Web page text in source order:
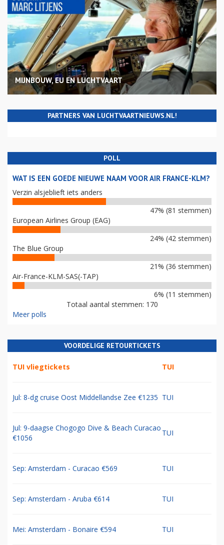
MIJNBOUW, EU EN LUCHTVAART
PARTNERS VAN LUCHTVAARTNIEUWS.NL!
POLL
WAT IS EEN GOEDE NIEUWE NAAM VOOR AIR FRANCE-KLM?
Verzin alsjeblieft iets anders
47% (81 stemmen)
European Airlines Group (EAG)
24% (42 stemmen)
The Blue Group
21% (36 stemmen)
Air-France-KLM-SAS(-TAP)
6% (11 stemmen)
Totaal aantal stemmen: 170
Meer polls
VOORDELIGE RETOURTICKETS
TUI vliegtickets TUI
Jul: 8-dg cruise Oost Middellandse Zee €1235 TUI
Jul: 9-daagse Chogogo Dive & Beach Curacao
€1056
TUI
Sep: Amsterdam - Curacao €569 TUI
Sep: Amsterdam - Aruba €614 TUI
Mei: Amsterdam - Bonaire €594 TUI